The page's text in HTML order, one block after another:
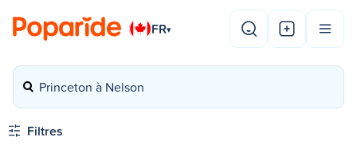
FR▾
Princeton à Nelson
Filtres